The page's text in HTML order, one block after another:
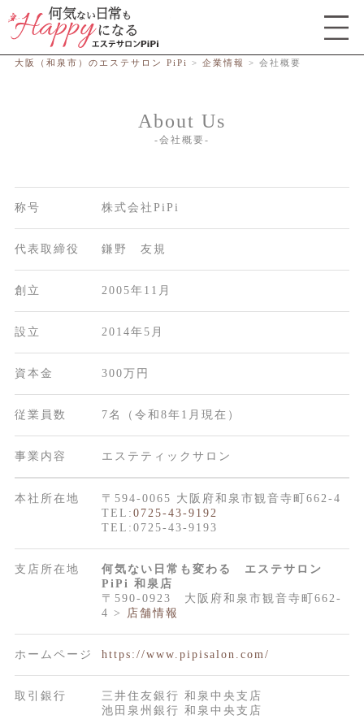
大阪（和泉市）のエステサロン PiPi > 企業情報 > 会社概要
About Us
会社概要
称号 株式会社PiPi
代表取締役 鎌野 友規
創立 2005年11月
設立 2014年5月
資本金 300万円
従業員数 7名（令和8年1月現在）
事業内容 エステティックサロン
本社所在地
〒594-0065 大阪府和泉市観音寺町662-4
TEL:0725-43-9192
TEL:0725-43-9193
支店所在地
何気ない日常も変わる エステサロン
PiPi 和泉店
〒590-0923 大阪府和泉市観音寺町662-
4 > 店舗情報
ホームページ https://www.pipisalon.com/
取引銀行
三井住友銀行 和泉中央支店
池田泉州銀行 和泉中央支店